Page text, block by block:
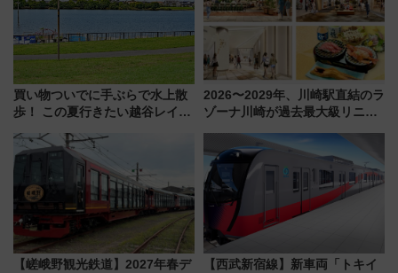
買い物ついでに手ぶらで水上散
歩！ この夏行きたい越谷レイク
ア「LAKESIDE PARK」（埼玉
県越谷市）
2026〜2029年、川崎駅直結のラ
ゾーナ川崎が過去最大級リニュ
「いつから何が変わるか」徹底
解説！
【嵯峨野観光鉄道】2027年春デ
【西武新宿線】新車両「トキイ